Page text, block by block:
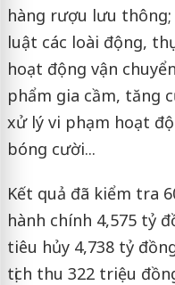
hàng rượu lưu
luật các loài động,
hoạt động vận
phẩm gia cầm, tăng
xử lý vi phạm hoạt
bóng cười...
Kết quả đã kiểm tra
hành chính 4,575 tỷ
tiêu hủy 4,738 tỷ
tịch thu 322 triệu